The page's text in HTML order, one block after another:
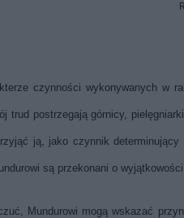
czynności wykonywanych w
trud postrzegają górnicy,
ją, jako czynnik
są przekonani o
Mundurowi mogą wskazać